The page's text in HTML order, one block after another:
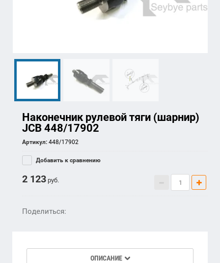
Наконечник рулевой тяги (шарнир)
JCB 448/17902
Артикул: 448/17902
Добавить к сравнению
2 123 руб.
Поделиться:
ОПИСАНИЕ